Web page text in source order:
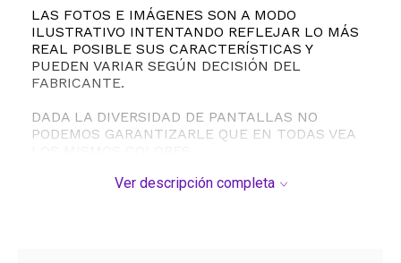
LAS FOTOS E IMÁGENES SON A MODO
ILUSTRATIVO INTENTANDO REFLEJAR LO MÁS
REAL POSIBLE SUS CARACTERÍSTICAS Y
PUEDEN VARIAR SEGÚN DECISIÓN DEL
FABRICANTE.
DADA LA DIVERSIDAD DE PANTALLAS NO
PODEMOS GARANTIZARLE QUE EN TODAS VEA
Ver descripción completa